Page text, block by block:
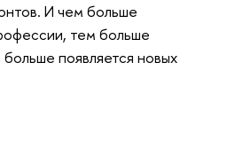
И чем больше
тем больше
появляется новых